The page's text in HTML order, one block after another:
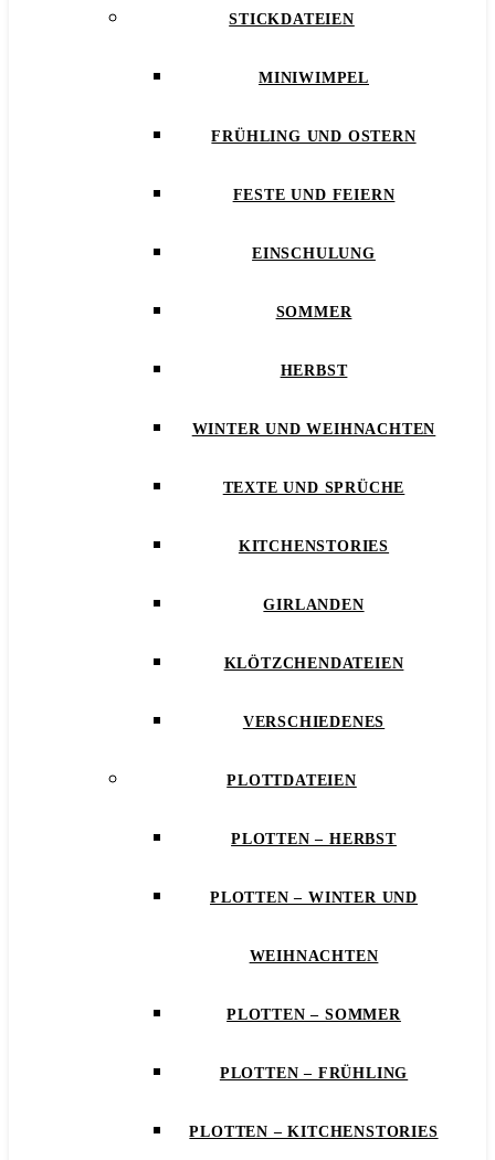
STICKDATEIEN
MINIWIMPEL
FRÜHLING UND OSTERN
FESTE UND FEIERN
EINSCHULUNG
SOMMER
HERBST
WINTER UND WEIHNACHTEN
TEXTE UND SPRÜCHE
KITCHENSTORIES
GIRLANDEN
KLÖTZCHENDATEIEN
VERSCHIEDENES
PLOTTDATEIEN
PLOTTEN – HERBST
PLOTTEN – WINTER UND
WEIHNACHTEN
PLOTTEN – SOMMER
PLOTTEN – FRÜHLING
PLOTTEN – KITCHENSTORIES